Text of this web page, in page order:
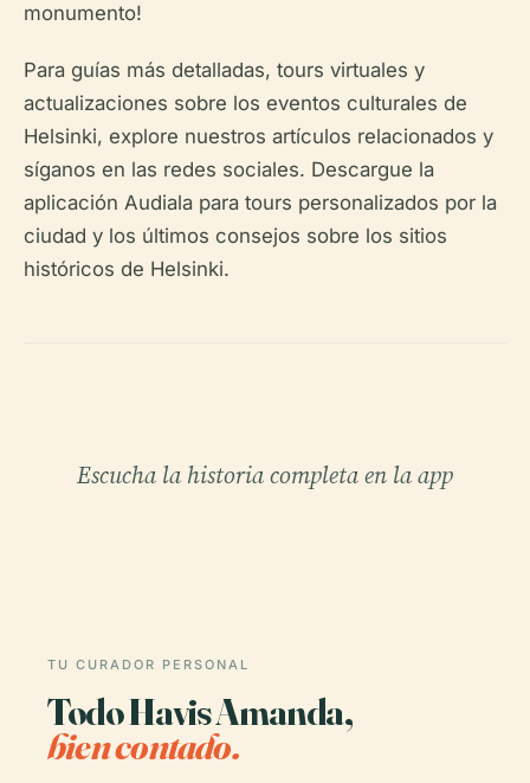
monumento!
Para guías más detalladas, tours virtuales y
actualizaciones sobre los eventos culturales de
Helsinki, explore nuestros artículos relacionados y
síganos en las redes sociales. Descargue la
aplicación Audiala para tours personalizados por la
ciudad y los últimos consejos sobre los sitios
históricos de Helsinki.
Escucha la historia completa en la app
TU CURADOR PERSONAL
Todo Havis Amanda,
bien contado.